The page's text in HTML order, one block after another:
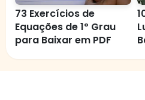
73 Exercícios de
Equações de 1º Grau
para Baixar em PDF